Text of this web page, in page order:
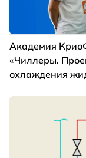
Академия
«Чиллеры.
охлаждения